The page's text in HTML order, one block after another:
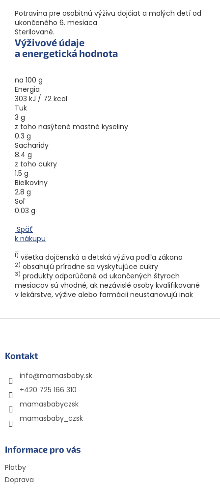
Potravina pre osobitnú výživu dojčiat a malých detí od
ukončeného 6. mesiaca
Sterilované.
Výživové údaje
a energetická hodnota
na 100 g
Energia
303 kJ / 72 kcal
Tuk
3 g
z toho nasýtené mastné kyseliny
0.3 g
Sacharidy
8.4 g
z toho cukry
1.5 g
Bielkoviny
2.8 g
Soľ
0.03 g
Späť
k nákupu
1) všetka dojčenská a detská výživa podľa zákona
2) obsahujú prírodne sa vyskytujúce cukry
3) produkty odporúčané od ukončených štyroch
mesiacov sú vhodné, ak nezávislé osoby kvalifikované
v lekárstve, výžive alebo farmácii neustanovujú inak
Kontakt
info@mamasbaby.sk
+420 725 166 310
mamasbabyczsk
mamasbaby_czsk
Informace pro vás
Platby
Doprava